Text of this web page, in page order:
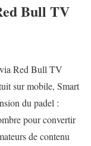
Bull TV
Red Bull TV
sur mobile, Smart
du padel :
pour convertir
de contenu